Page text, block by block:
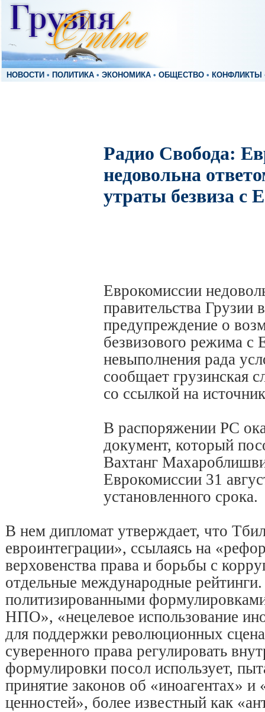
НОВОСТИ • ПОЛИТИКА • ЭКОНОМИКА • ОБЩЕСТВО • КОНФЛИКТЫ
Радио Свобода:
недовольна
утраты безвиза с
Еврокомиссии
правительства Грузии
предупреждение о
безвизового режима с
невыполнения рада
сообщает грузинская
со ссылкой на
В распоряжении РС
документ, который
Вахтанг
Еврокомиссии 31
установленного срока.
В нем дипломат утверждает, что
евроинтеграции», ссылаясь на
верховенства права и борьбы с
отдельные международные
политизированными
НПО», «нецелевое использование
для поддержки революционных
суверенного права регулировать
формулировки посол использует,
принятие законов об «иноагентах»
ценностей», более известный как